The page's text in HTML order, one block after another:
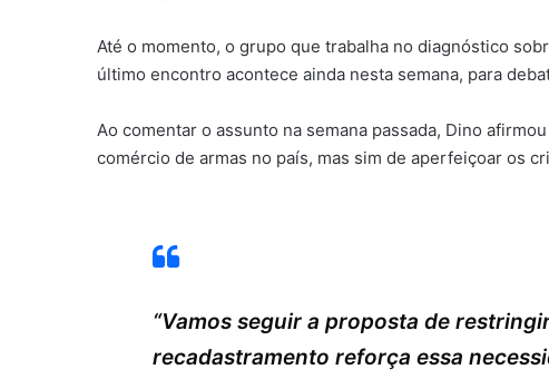
Até o momento, o grupo que trabalha no diagnóstico
último encontro acontece ainda nesta semana, para
Ao comentar o assunto na semana passada, Dino
comércio de armas no país, mas sim de aperfeiçoar os
“Vamos seguir a proposta de
recadastramento reforça essa